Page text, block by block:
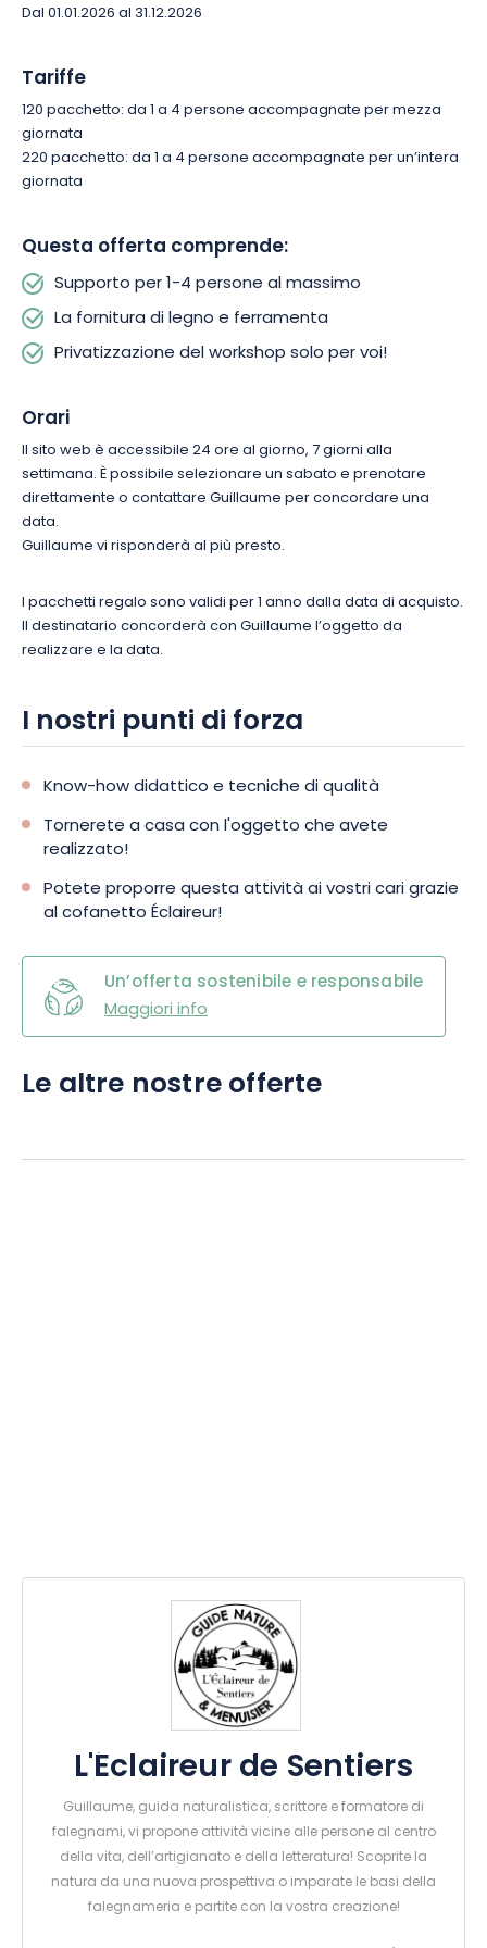
sviluppare la propria creatività e vivere un’esperienza di fai-
da-te.
Prenotate il vostro laboratorio e venite a vivere un’autentica
esperienza di lavorazione del legno.
Dal 01.01.2026 al 31.12.2026
Tariffe
120 pacchetto: da 1 a 4 persone accompagnate per mezza
giornata
220 pacchetto: da 1 a 4 persone accompagnate per un’intera
giornata
Questa offerta comprende:
Supporto per 1-4 persone al massimo
La fornitura di legno e ferramenta
Privatizzazione del workshop solo per voi!
Orari
Il sito web è accessibile 24 ore al giorno, 7 giorni alla
settimana. È possibile selezionare un sabato e prenotare
direttamente o contattare Guillaume per concordare una
data.
Guillaume vi risponderà al più presto.
I pacchetti regalo sono validi per 1 anno dalla data di acquisto.
Il destinatario concorderà con Guillaume l’oggetto da
realizzare e la data.
I nostri punti di forza
Know-how didattico e tecniche di qualità
Tornerete a casa con l'oggetto che avete
realizzato!
Potete proporre questa attività ai vostri cari grazie
al cofanetto Éclaireur!
Un’offerta sostenibile e responsabile
Maggiori info
Le altre nostre offerte
L'Éclaireur de Sentiers
Guillaume, guida naturalistica, scrittore e formatore di
falegnami, vi propone attività vicine alle persone al centro
della vita, dell’artigianato e della letteratura! Scoprite la
natura da una nuova prospettiva o imparate le basi della
falegnameria e partite con la vostra creazione!